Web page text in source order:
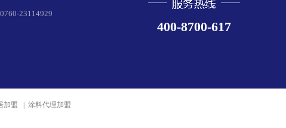
23114929
400-8700-617
加盟 | 涂料代理加盟